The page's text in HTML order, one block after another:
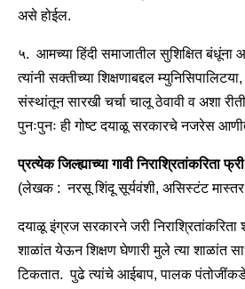
असे होईल.
५. आमच्या हिंदी समाजातील सुशिक्षित बंधूंना
त्यांनी सक्तीच्या शिक्षणाबद्दल
संस्थांतून सारखी चर्चा चालू ठेवावी व अशा
पुनःपुनः ही गोष्ट दयाळू सरकारचे नजरेस
प्रत्येक जिल्ह्याच्या गावी निराश्रितांकरिता
(लेखक : नरसू शिंदू सूर्यवंशी, असिस्टंट
दयाळू इंग्रज सरकारने जरी निराश्रितांकरिता
शाळांत येऊन शिक्षण घेणारी मुले त्या शाळांत
टिकतात. पुढे त्यांचे आईबाप, पालक